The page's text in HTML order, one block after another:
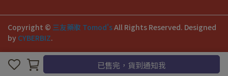
已售完，貨到通知我
Copyright © 三友藥妝 Tomod'sAll Rights Reserved. Designed
by CYBERBIZ.